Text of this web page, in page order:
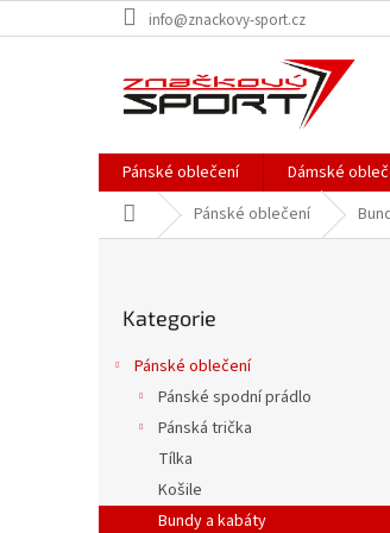
na
info@znackovy-sport.cz
Pánské oblečení Dámské
Domů Pánské oblečení
a
kategorie
Kategorie
Pánské oblečení
Pánské spodní prádlo
Pánská trička
Tílka
Košile
Bundy a kabáty